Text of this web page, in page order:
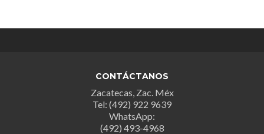
pueden
elegir
en
la
CONTÁCTANOS
Zacatecas, Zac. Méx
Tel: (492) 922 9639
WhatsApp:
(492) 493-4968